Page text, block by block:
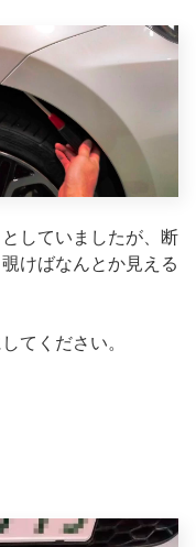
していましたが、断
けばなんとか見える
てください。